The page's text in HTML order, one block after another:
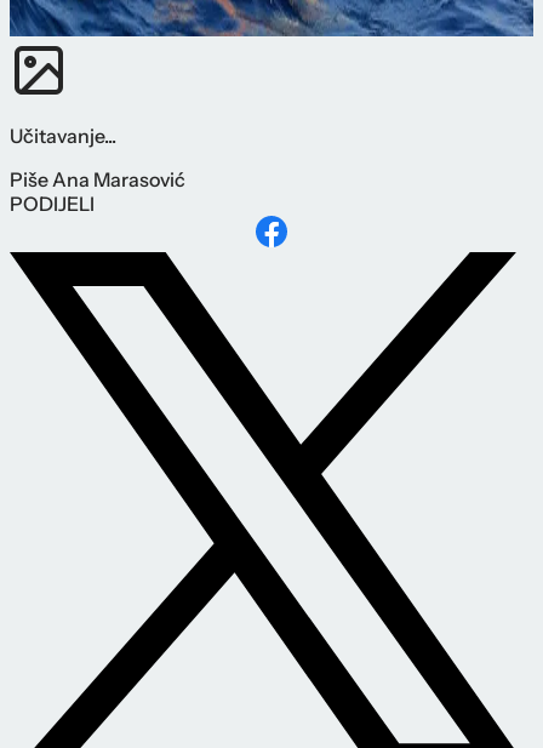
Učitavanje...
PišeAna Marasović
PODIJELI